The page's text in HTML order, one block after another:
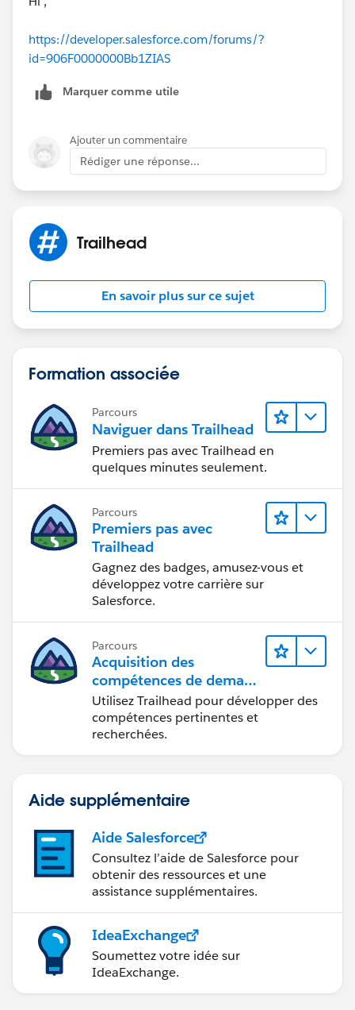
https://developer.salesforce.com/forums/?
id=906F0000000Bb1ZIAS
Marquer comme utile
Ajouter un commentaire
Rédiger une réponse...
Trailhead
En savoir plus sur ce sujet
Formation associée
Parcours
Naviguer dans Trailhead
Premiers pas avec Trailhead en
quelques minutes seulement.
Parcours
Premiers pas avec
Trailhead
Gagnez des badges, amusez-vous et
développez votre carrière sur
Salesforce.
Parcours
Acquisition des
compétences de demain
avec Trailhead
Utilisez Trailhead pour développer des
compétences pertinentes et
recherchées.
Aide supplémentaire
Aide Salesforce
Consultez l’aide de Salesforce pour
obtenir des ressources et une
assistance supplémentaires.
IdeaExchange
Soumettez votre idée sur
IdeaExchange.